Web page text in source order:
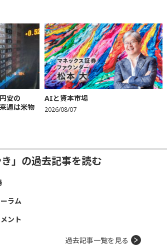
安の
週は米物
AIと資本市場
2026/08/07
き」の過去記事を読む
ラム
ント
過去記事一覧を見る